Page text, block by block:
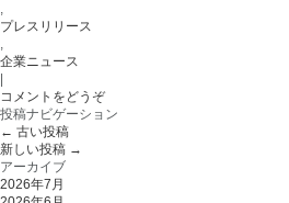
プレスリリース
企業ニュース
|
コメントをどうぞ
投稿ナビゲーション
← 古い投稿
新しい投稿 →
アーカイブ
2026年7月